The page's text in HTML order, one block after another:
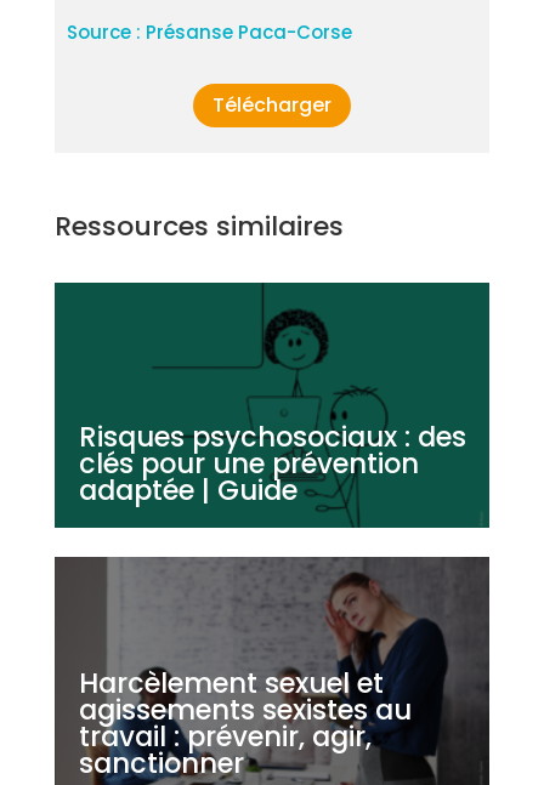
Source : Présanse Paca-Corse
Télécharger
Ressources similaires
Risques psychosociaux : des
clés pour une prévention
adaptée | Guide
Harcèlement sexuel et
agissements sexistes au
travail : prévenir, agir,
sanctionner